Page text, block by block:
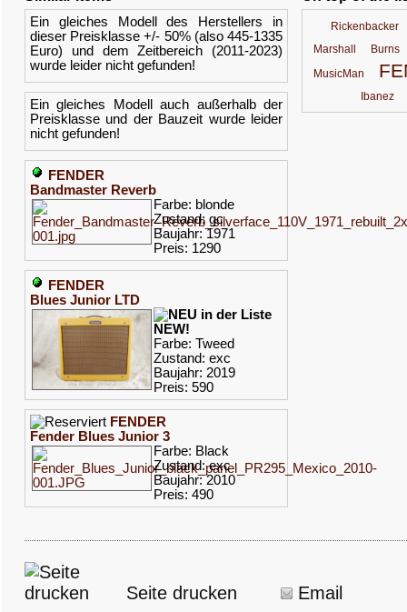
Ein gleiches Modell des Herstellers in
dieser Preisklasse +/- 50% (also 445-1335
Euro) und dem Zeitbereich (2011-2023)
wurde leider nicht gefunden!
Ein gleiches Modell auch außerhalb der
Preisklasse und der Bauzeit wurde leider
nicht gefunden!
FENDER
Bandmaster Reverb
Farbe: blonde
Zustand: gc
Baujahr: 1971
Preis: 1290
FENDER
Blues Junior LTD
NEW!
Farbe: Tweed
Zustand: exc
Baujahr: 2019
Preis: 590
FENDER
Fender Blues Junior 3
Farbe: Black
Zustand: exc
Baujahr: 2010
Preis: 490
Rickenbacker
Marshall
Burns
MusicMan
Ibanez
Seite drucken Email